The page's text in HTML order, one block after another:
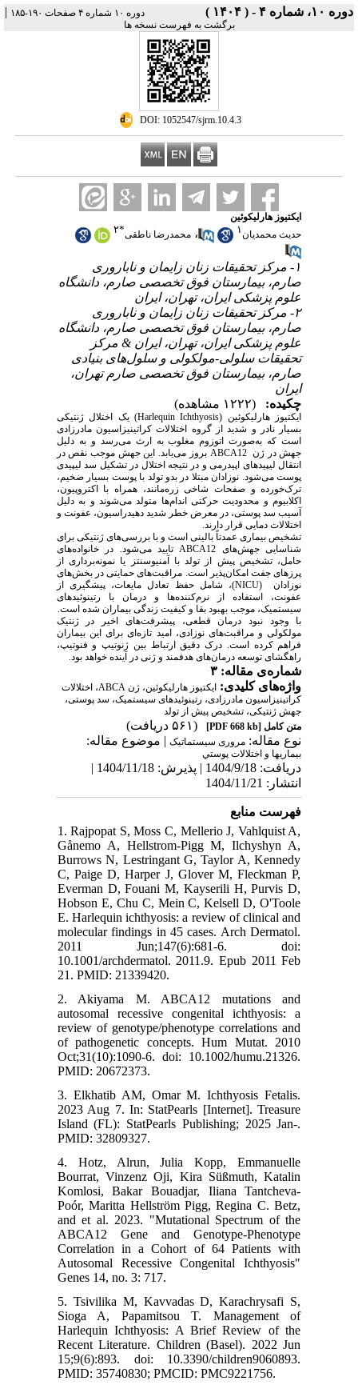
دوره ۱۰، شماره ۴ - ( ۱۴۰۴ ) دوره ۱۰ شماره ۴ صفحات ۱۹۰-۱۸۵ |
برگشت به فهرست نسخه ها
‎ DOI: 1052547/sjrm.10.4.3
ایکتیوز هارلیکوئین
حدیث محمدیان۱ ، محمدرضا ناطقی*۲
۱- مرکز تحقیقات زنان زایمان و ناباروری
صارم، بیمارستان فوق تخصصی صارم، دانشگاه
علوم پزشکی ایران، تهران، ایران
۲- مرکز تحقیقات زنان زایمان و ناباروری
صارم، بیمارستان فوق تخصصی صارم، دانشگاه
علوم پزشکی ایران، تهران، ایران & مرکز
تحقیقات سلولی-مولکولی و سلول‌های بنیادی
صارم، بیمارستان فوق تخصصی صارم تهران،
ایران
چکیده:
(۱۲۲۲ مشاهده)
ایکتیوز هارلیکوئین (Harlequin Ichthyosis) یک اختلال ژنتیکی
بسیار نادر و شدید از گروه اختلالات کراتینیزاسیون مادرزادی
است که به‌صورت اتوزوم مغلوب به ارث می‌رسد و به دلیل
جهش در ژن ABCA12 بروز می‌یابد. این جهش موجب نقص در
انتقال لیپیدهای اپیدرمی و در نتیجه اختلال در تشکیل سد لیپیدی
پوست می‌شود. نوزادان مبتلا در بدو تولد با پوست بسیار ضخیم،
ترک‌خورده و صفحات شاخی زره‌مانند، همراه با اکتروپیون،
اکلابیوم و محدودیت حرکتی اندام‌ها متولد می‌شوند و به دلیل
آسیب سد پوستی، در معرض خطر شدید دهیدراسیون، عفونت و
اختلالات دمایی قرار دارند
تشخیص بیماری عمدتاً بالینی است و با بررسی‌های ژنتیکی برای
شناسایی جهش‌های ABCA12 تایید می‌شود. در خانواده‌های
حامل، تشخیص پیش از تولد با آمنیوسنتز یا نمونه‌برداری از
پرزهای جفت امکان‌پذیر است. مراقبت‌های حمایتی در بخش‌های
نوزادان
(NICU)، شامل حفظ تعادل مایعات، پیشگیری از
عفونت، استفاده از نرم‌کننده‌ها و درمان با رتینوئیدهای
سیستمیک، موجب بهبود بقا و کیفیت زندگی بیماران شده است.
با وجود نبود درمان قطعی، پیشرفت‌های اخیر در ژنتیک
مولکولی و مراقبت‌های نوزادی، امید تازه‌ای برای این بیماران
فراهم کرده است. درک دقیق ارتباط بین ژنوتیپ و فنوتیپ،
راهگشای توسعه درمان‌های هدفمند و ژنی در آینده خواهد بود.
شماره‌ی مقاله: ۳
واژه‌های کلیدی:
ایکتیوز هارلیکوئين، ژن ABCA، اختلالات
کراتینیزاسیون مادرزادی، رتینوئیدهای سیستمیک، سد پوستی،
جهش ژنتیکی، تشخیص پیش از تولد
متن کامل [PDF 668 kb]
(۵۶۱ دریافت)
نوع مقاله: مروری سیستماتيک| موضوع مقاله:
بيماريها و اختلالات پوستي
دریافت: 1404/9/18 | پذیرش: 1404/11/18 |
انتشار: 1404/11/21
فهرست منابع
1. Rajpopat S, Moss C, Mellerio J, Vahlquist A,
Gånemo A, Hellstrom-Pigg M, Ilchyshyn A,
Burrows N, Lestringant G, Taylor A, Kennedy
C, Paige D, Harper J, Glover M, Fleckman P,
Everman D, Fouani M, Kayserili H, Purvis D,
Hobson E, Chu C, Mein C, Kelsell D, O'Toole
E. Harlequin ichthyosis: a review of clinical and
molecular findings in 45 cases. Arch Dermatol.
2011 Jun;147(6):681-6. doi:
10.1001/archdermatol. 2011.9. Epub 2011 Feb
21. PMID: 21339420.
2. Akiyama M. ABCA12 mutations and
autosomal recessive congenital ichthyosis: a
review of genotype/phenotype correlations and
of pathogenetic concepts. Hum Mutat. 2010
Oct;31(10):1090-6. doi: 10.1002/humu.21326.
PMID: 20672373.
3. Elkhatib AM, Omar M. Ichthyosis Fetalis.
2023 Aug 7. In: StatPearls [Internet]. Treasure
Island (FL): StatPearls Publishing; 2025 Jan-.
PMID: 32809327.
4. Hotz, Alrun, Julia Kopp, Emmanuelle
Bourrat, Vinzenz Oji, Kira Süßmuth, Katalin
Komlosi, Bakar Bouadjar, Iliana Tantcheva-
Poór, Maritta Hellström Pigg, Regina C. Betz,
and et al. 2023. "Mutational Spectrum of the
ABCA12 Gene and Genotype-Phenotype
Correlation in a Cohort of 64 Patients with
Autosomal Recessive Congenital Ichthyosis"
Genes 14, no. 3: 717.
5. Tsivilika M, Kavvadas D, Karachrysafi S,
Sioga A, Papamitsou T. Management of
Harlequin Ichthyosis: A Brief Review of the
Recent Literature. Children (Basel). 2022 Jun
15;9(6):893. doi: 10.3390/children9060893.
PMID: 35740830; PMCID: PMC9221756.